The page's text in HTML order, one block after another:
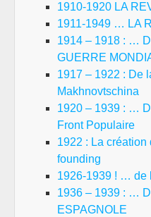
1910-1920 LA
1911-1949 … LA
1914 – 1918 : …
GUERRE
1917 – 1922 : De
Makhnovtschina
1920 – 1939 : …
Front Populaire
1922 : La création
founding
1926-1939 ! … de
1936 – 1939 : …
ESPAGNOLE